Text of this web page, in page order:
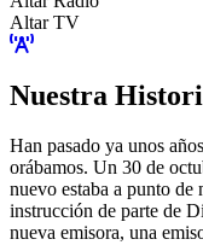
Altar TV
Nuestra
Han pasado ya unos
orábamos. Un 30 de
nuevo estaba a punto de
instrucción de parte de
nueva emisora, una